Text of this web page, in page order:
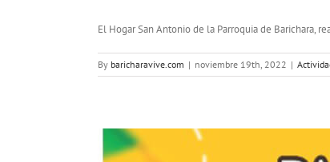
El Hogar San Antonio de la Parroquia de Barichara,
By baricharavive.com | noviembre 19th, 2022 |